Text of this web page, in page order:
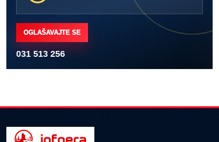
OGLAŠAVAJTE SE
031 513 256